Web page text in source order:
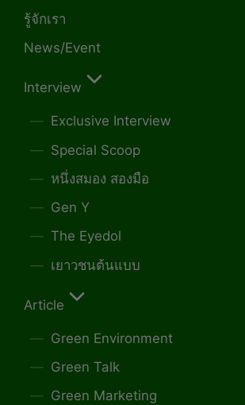
รู้จักเรา
News/Event
Interview
Exclusive Interview
Special Scoop
หนึ่งสมอง สองมือ
Gen Y
The Eyedol
เยาวชนต้นแบบ
Article
Green Environment
Green Talk
Green Marketing